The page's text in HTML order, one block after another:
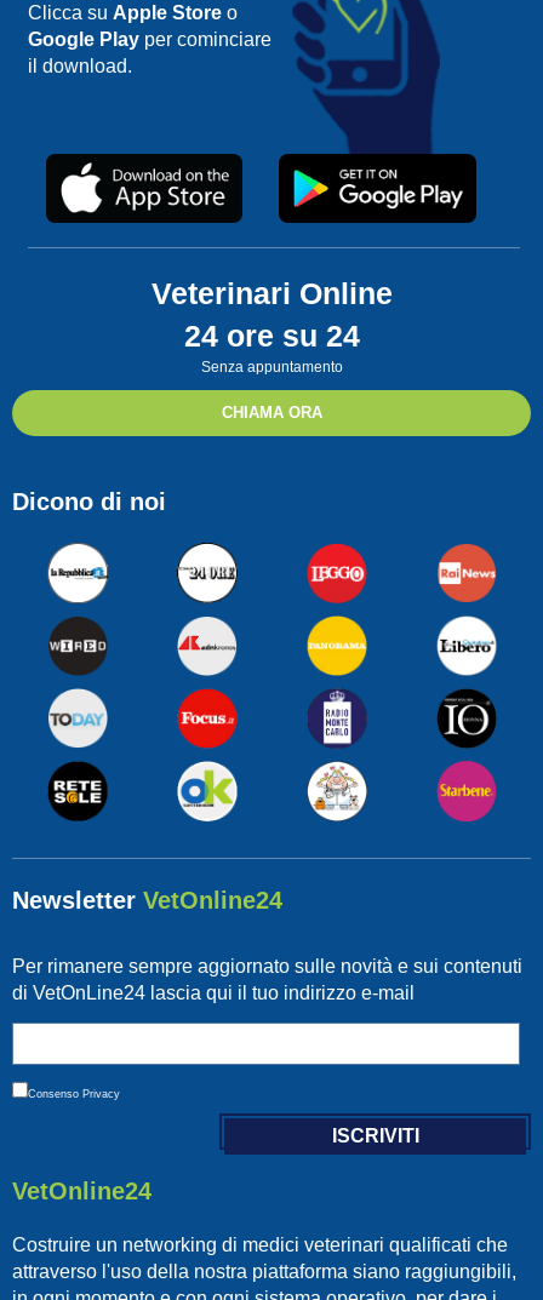
Clicca su Apple Storeo
Google Playper cominciare
il download.
Veterinari Online
24 ore su 24
Senza appuntamento
CHIAMA ORA
Dicono di noi
Newsletter VetOnline24
Per rimanere sempre aggiornato sulle novità e sui contenuti
di VetOnLine24 lascia qui il tuo indirizzo e-mail
Consenso Privacy
VetOnline24
Costruire un networking di medici veterinari qualificati che
attraverso l'uso della nostra piattaforma siano raggiungibili,